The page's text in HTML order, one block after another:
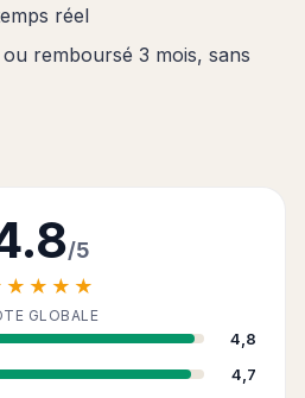
réel
remboursé 3 mois, sans
/5
GLOBALE
4,8
4,7